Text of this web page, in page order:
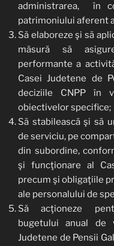
administrarea, în
patrimoniului aferent
Să elaboreze şi să
măsură să
performante a
Casei Judetene de
deciziile CNPP în
obiectivelor specifice;
Să stabilească şi să
de serviciu, pe
din subordine,
şi funcţionare al
precum şi obligaţiile
ale personalului de
Să acţioneze
bugetului anual de
Judetene de Pensii